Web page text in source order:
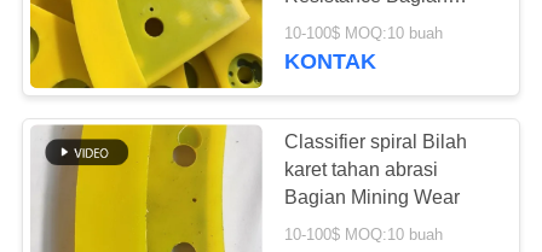
KONTROL
KUALITAS
HUBUNGI
KAMI
Panel Layar
763
pengolahan bijih
10-100$ MOQ:10 buah
KONTAK
Classifier spiral Bilah
karet tahan abrasi
Bagian Mining Wear
10-100$ MOQ:10 buah